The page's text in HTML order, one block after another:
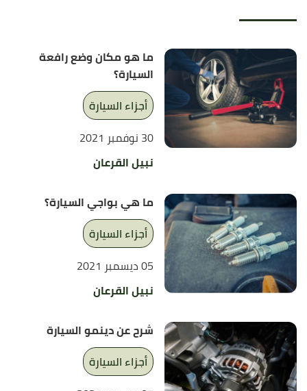
ما هو مكان وضع رافعة
السيارة؟
أجزاء السيارة
30 نوفمبر 2021
نبيل القرعان
ما هي بواجي السيارة؟
أجزاء السيارة
05 ديسمبر 2021
نبيل القرعان
شرح عن دينمو السيارة
أجزاء السيارة